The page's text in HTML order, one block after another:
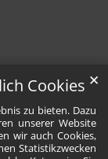
Cookies
zu bieten. Dazu
unserer Website
wir auch Cookies,
Statistikzwecken
✕